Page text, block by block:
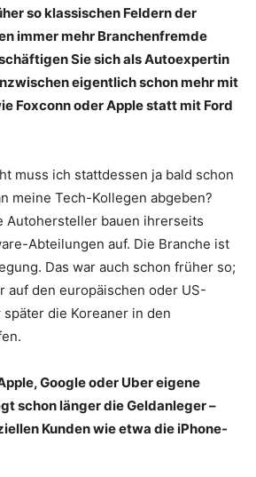
so klassischen Feldern der
immer mehr Branchenfremde
Sie sich als Autoexpertin
eigentlich schon mehr mit
Foxconn oder Apple statt mit Ford
muss ich stattdessen ja bald schon
meine Tech-Kollegen abgeben?
Autohersteller bauen ihrerseits
Abteilungen auf. Die Branche ist
Das war auch schon früher so;
auf den europäischen oder US-
später die Koreaner in den
Google oder Uber eigene
schon länger die Geldanleger –
Kunden wie etwa die iPhone-